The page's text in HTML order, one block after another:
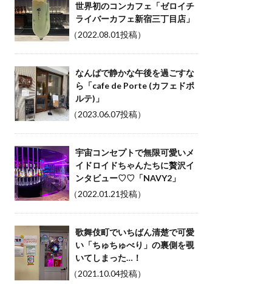
世界初のコンカフェ「ゼロイチ
ライバーカフェ新宿三丁目店」
（2022.08.01投稿）
なんばで静かな午後を過ごすな
ら「cafe de Porte (カフェドポ
ルテ)」
（2023.06.07投稿）
宇宙コンセプトで無限可愛いメ
イドロイドちゃんたちに贅沢イ
ンタビュー♡♡「NAVY2」
（2022.01.21投稿）
歌舞伎町でいちばん清楚で可愛
い「ちゅちゅべり」の裏側を覗
いてしまった…！
（2021.10.04投稿）